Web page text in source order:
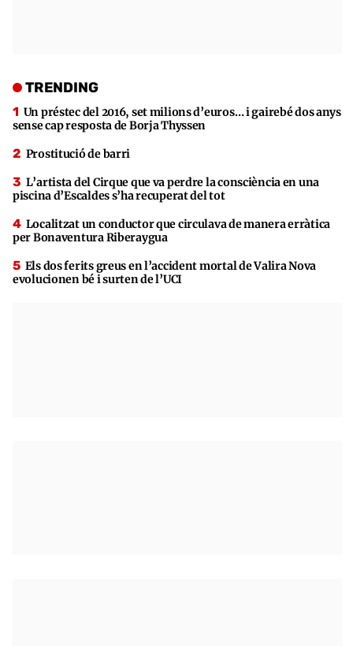
TRENDING
Un préstec del 2016, set milions d’euros… i gairebé dos anys
sense cap resposta de Borja Thyssen
Prostitució de barri
L’artista del Cirque que va perdre la consciència en una
piscina d’Escaldes s’ha recuperat del tot
Localitzat un conductor que circulava de manera erràtica
per Bonaventura Riberaygua
Els dos ferits greus en l’accident mortal de Valira Nova
evolucionen bé i surten de l’UCI